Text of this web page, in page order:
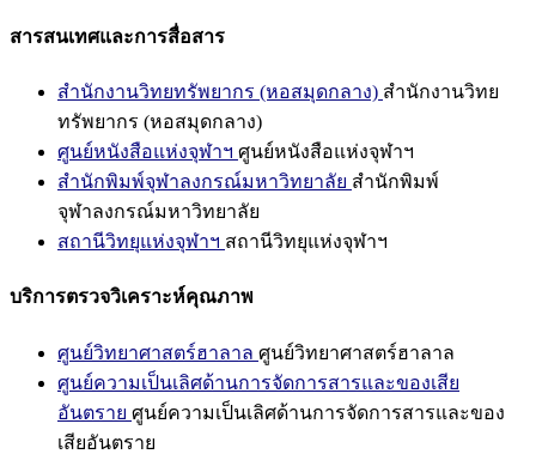
สารสนเทศและการสื่อสาร
สำนักงานวิทยทรัพยากร (หอสมุดกลาง) สำนักงานวิทย
ทรัพยากร (หอสมุดกลาง)
ศูนย์หนังสือแห่งจุฬาฯ ศูนย์หนังสือแห่งจุฬาฯ
สำนักพิมพ์จุฬาลงกรณ์มหาวิทยาลัย สำนักพิมพ์
จุฬาลงกรณ์มหาวิทยาลัย
สถานีวิทยุแห่งจุฬาฯ สถานีวิทยุแห่งจุฬาฯ
บริการตรวจวิเคราะห์คุณภาพ
ศูนย์วิทยาศาสตร์ฮาลาล ศูนย์วิทยาศาสตร์ฮาลาล
ศูนย์ความเป็นเลิศด้านการจัดการสารและของเสีย
อันตราย ศูนย์ความเป็นเลิศด้านการจัดการสารและของ
เสียอันตราย